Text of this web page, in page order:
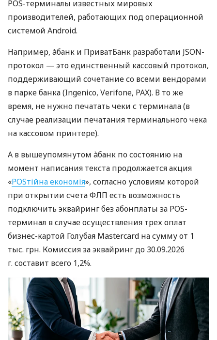
POS-терминалы известных мировых
производителей, работающих под операционной
системой Android.
Например, àбанк и ПриватБанк разработали JSON-
протокол — это единственный кассовый протокол,
поддерживающий сочетание со всеми вендорами
в парке банка (Ingenico, Verifone, PAX). В то же
время, не нужно печатать чеки с терминала (в
случае реализации печатания терминального чека
на кассовом принтере).
А в вышеупомянутом àбанк по состоянию на
момент написания текста продолжается акция
«POSтійна економія», согласно условиям которой
при открытии счета ФЛП есть возможность
подключить эквайринг без абонплаты за POS-
терминал в случае осуществления трех оплат
бизнес-картой Голубая Mastercard на сумму от 1
тыс. грн. Комиссия за эквайринг до 30.09.2026
г. составит всего 1,2%.